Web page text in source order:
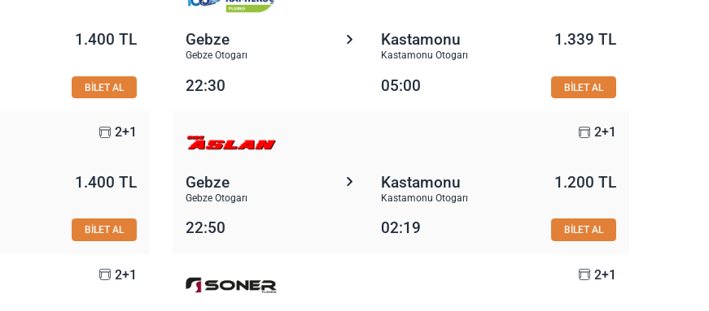
1.400 TL
BİLET AL
Gebze
Gebze Otogarı
Kastamonu
Kastamonu Otogarı
1.339 TL
22:30 05:00 BİLET AL
2+1
1.400 TL
BİLET AL
2+1
Gebze
Gebze Otogarı
Kastamonu
Kastamonu Otogarı
1.200 TL
22:50 02:19 BİLET AL
2+1 2+1